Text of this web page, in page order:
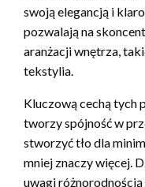
swoją elegancją i
pozwalają na
aranżacji wnętrza,
tekstylia.
Kluczową cechą tych
tworzy spójność w
stworzyć tło dla
mniej znaczy więcej.
uwagi